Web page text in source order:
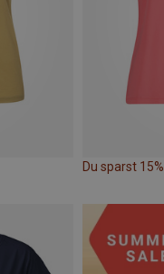
Du sparst 15%